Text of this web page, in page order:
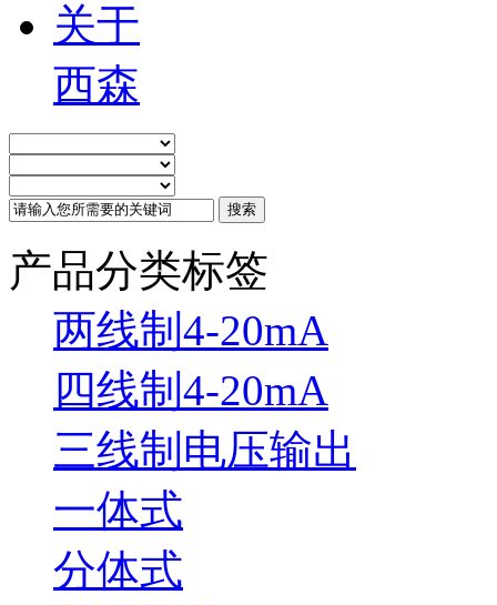
关于
西森
产品分类标签
两线制4-20mA
四线制4-20mA
三线制电压输出
一体式
分体式